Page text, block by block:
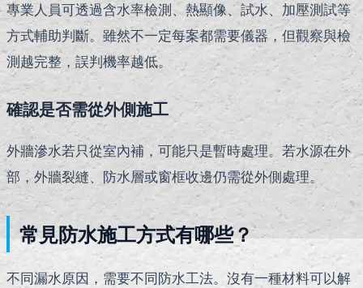
專業人員可透過含水率檢測、熱顯像、試水、加壓測試等
方式輔助判斷。雖然不一定每案都需要儀器，但觀察與檢
測越完整，誤判機率越低。
確認是否需從外側施工
外牆滲水若只從室內補，可能只是暫時處理。若水源在外
部，外牆裂縫、防水層或窗框收邊仍需從外側處理。
常見防水施工方式有哪些？
不同漏水原因，需要不同防水工法。沒有一種材料可以解